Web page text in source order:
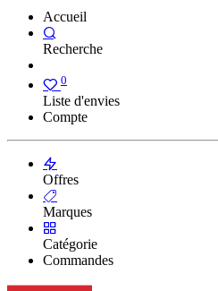
Accueil
Recherche
0
Liste d'envies
Compte
Offres
Marques
Catégorie
Commandes